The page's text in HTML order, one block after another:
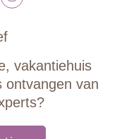
vakantiehuis
ontvangen van